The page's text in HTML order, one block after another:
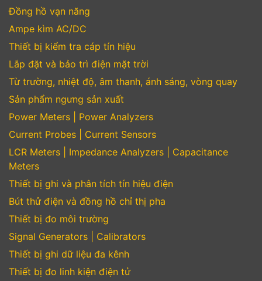
Đồng hồ vạn năng
Ampe kìm AC/DC
Thiết bị kiểm tra cáp tín hiệu
Lắp đặt và bảo trì điện mặt trời
Từ trường, nhiệt độ, âm thanh, ánh sáng, vòng quay
Sản phẩm ngưng sản xuất
Power Meters | Power Analyzers
Current Probes | Current Sensors
LCR Meters | Impedance Analyzers | Capacitance
Meters
Thiết bị ghi và phân tích tín hiệu điện
Bút thử điện và đồng hồ chỉ thị pha
Thiết bị đo môi trường
Signal Generators | Calibrators
Thiết bị ghi dữ liệu đa kênh
Thiết bị đo linh kiện điện tử